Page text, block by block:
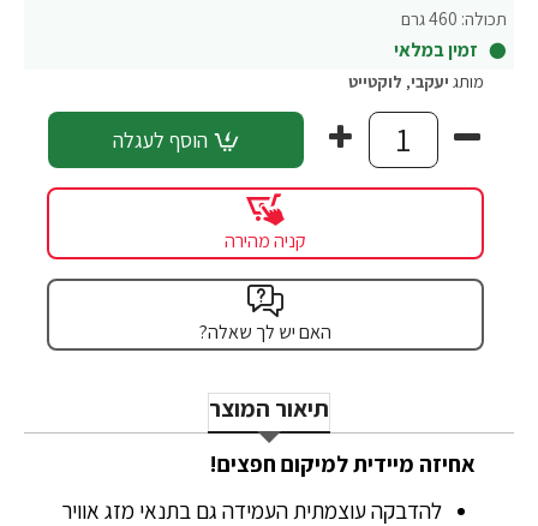
תכולה: 460 גרם
זמין במלאי
מותג יעקבי, לוקטייט
הוסף לעגלה
קניה מהירה
האם יש לך שאלה?
תיאור המוצר
אחיזה מיידית למיקום חפצים!
להדבקה עוצמתית העמידה גם בתנאי מזג אוויר